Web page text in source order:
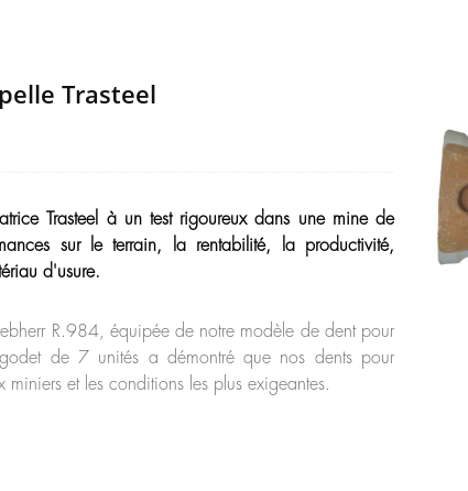
Trasteel
Trasteel à un test rigoureux dans une mine de
sur le terrain, la rentabilité, la productivité,
d'usure.
R.984, équipée de notre modèle de dent pour
de 7 unités a démontré que nos dents pour
et les conditions les plus exigeantes.